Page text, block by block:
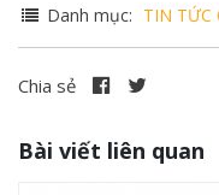
Danh mục: TIN TỨC
Chia sẻ
Bài viết liên quan